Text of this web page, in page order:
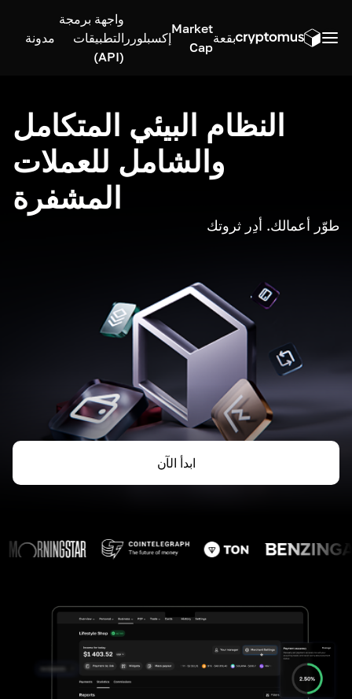
بقعة
Market
Cap
إكسبلورر
واجهة برمجة
التطبيقات
(API)
مدونة
النظام البيئي المتكامل
والشامل للعملات
المشفرة
طوّر أعمالك. أدِر ثروتك
ابدأ الآن